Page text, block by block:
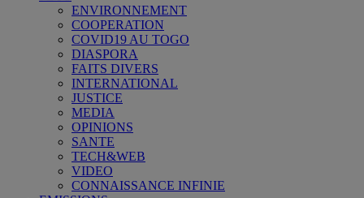
ENVIRONNEMENT
COOPERATION
COVID19 AU TOGO
DIASPORA
FAITS DIVERS
INTERNATIONAL
JUSTICE
MEDIA
OPINIONS
SANTE
TECH&WEB
VIDEO
CONNAISSANCE INFINIE